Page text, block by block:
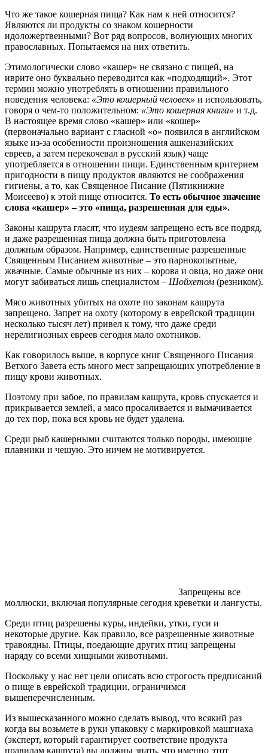
Что же такое кошерная пища? Как нам к ней относится?
Являются ли продукты со знаком кошерности
идоложертвенными? Вот ряд вопросов, волнующих многих
православных. Попытаемся на них ответить.
Этимологически слово «кашер» не связано с пищей, на
иврите оно буквально переводится как «подходящий». Этот
термин можно употреблять в отношении правильного
поведения человека: «Это кошерный человек» и использовать,
говоря о чем-то положительном: «Это кошерная книга» и т.д.
В настоящее время слово «кашер» или «кошер»
(первоначально вариант с гласной «о» появился в английском
языке из-за особенности произношения ашкеназийских
евреев, а затем перекочевал в русский язык) чаще
употребляется в отношении пищи. Единственным критерием
пригодности в пищу продуктов являются не соображения
гигиены, а то, как Священное Писание (Пятикнижие
Моисеево) к этой пище относится. То есть обычное значение
слова «кашер» – это «пища, разрешенная для еды».
Законы кашрута гласят, что иудеям запрещено есть все подряд,
и даже разрешенная пища должна быть приготовлена
должным образом. Например, единственные разрешенные
Священным Писанием животные – это парнокопытные,
жвачные. Самые обычные из них – корова и овца, но даже они
могут забиваться лишь специалистом – Шойхетом (резником).
Мясо животных убитых на охоте по законам кашрута
запрещено. Запрет на охоту (которому в еврейской традиции
несколько тысяч лет) привел к тому, что даже среди
нерелигиозных евреев сегодня мало охотников.
Как говорилось выше, в корпусе книг Священного Писания
Ветхого Завета есть много мест запрещающих употребление в
пищу крови животных.
Поэтому при забое, по правилам кашрута, кровь спускается и
прикрывается землей, а мясо просаливается и вымачивается
до тех пор, пока вся кровь не будет удалена.
Среди рыб кашерными считаются только породы, имеющие
плавники и чешую. Это ничем не мотивируется.
Запрещены все
моллюски, включая популярные сегодня креветки и лангусты.
Среди птиц разрешены куры, индейки, утки, гуси и
некоторые другие. Как правило, все разрешенные животные
травоядны. Птицы, поедающие других птиц запрещены
наряду со всеми хищными животными.
Поскольку у нас нет цели описать всю строгость предписаний
о пище в еврейской традиции, ограничимся
вышеперечисленным.
Из вышесказанного можно сделать вывод, что всякий раз
когда вы возьмете в руки упаковку с маркировкой машгиаха
(эксперт, который гарантирует соответствие продукта
правилам кашрута) вы должны знать, что именно этот